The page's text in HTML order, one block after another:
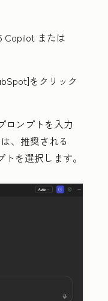
Copilot または
]をクリック
ロンプトを入力
、推奨される
トを選択します。